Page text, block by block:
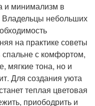
и минимализм в
Владельцы небольших
на практике советы
с комфортом,
мягкие тона, но и
Для создания уюта
теплая цветовая
приободрить и